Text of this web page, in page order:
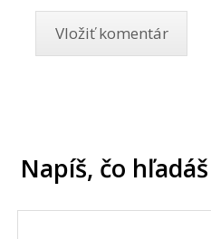
Napíš, čo hľadáš